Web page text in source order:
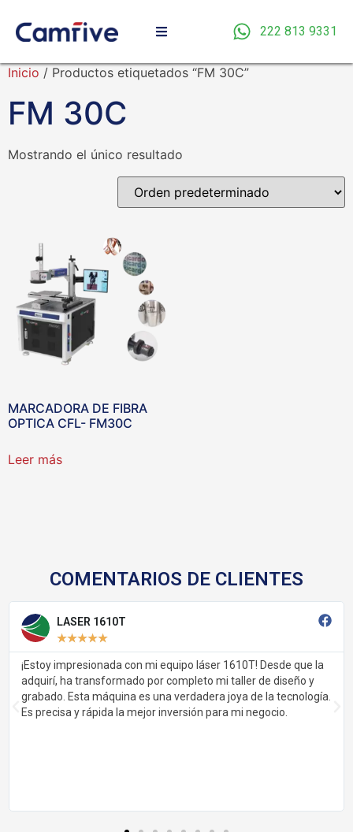
222 813 9331
Inicio / Productos etiquetados “FM 30C”
FM 30C
Mostrando el único resultado
MARCADORA DE FIBRA
OPTICA CFL- FM30C
Leer más
COMENTARIOS DE CLIENTES
LASER 1610T
★★★★★
¡Estoy impresionada con mi equipo láser 1610T! Desde que la
adquirí, ha transformado por completo mi taller de diseño y
grabado. Esta máquina es una verdadera joya de la tecnología.
Es precisa y rápida la mejor inversión para mi negocio.